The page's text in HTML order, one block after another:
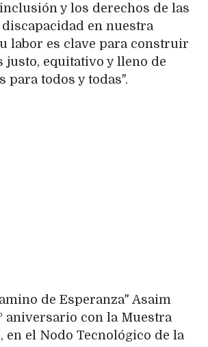
y los derechos de las
en nuestra
labor es clave para construir
justo, equitativo y lleno de
para todos y todas".
de Esperanza" Asaim
aniversario con la Muestra
en el Nodo Tecnológico de la